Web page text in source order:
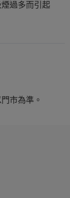
過多而引起
市為準。